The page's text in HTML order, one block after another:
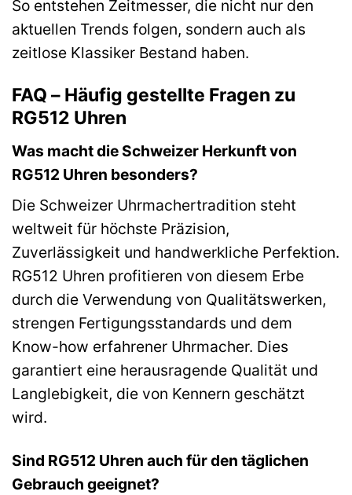
So entstehen Zeitmesser, die nicht nur den
aktuellen Trends folgen, sondern auch als
zeitlose Klassiker Bestand haben.
FAQ – Häufig gestellte Fragen zu
RG512 Uhren
Was macht die Schweizer Herkunft von
RG512 Uhren besonders?
Die Schweizer Uhrmachertradition steht
weltweit für höchste Präzision,
Zuverlässigkeit und handwerkliche Perfektion.
RG512 Uhren profitieren von diesem Erbe
durch die Verwendung von Qualitätswerken,
strengen Fertigungsstandards und dem
Know-how erfahrener Uhrmacher. Dies
garantiert eine herausragende Qualität und
Langlebigkeit, die von Kennern geschätzt
wird.
Sind RG512 Uhren auch für den täglichen
Gebrauch geeignet?